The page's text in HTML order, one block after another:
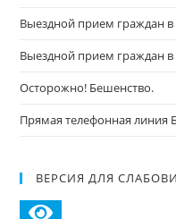
Выездной прием граждан в
Выездной прием граждан в
Осторожно! Бешенство.
Прямая телефонная линия
ВЕРСИЯ ДЛЯ